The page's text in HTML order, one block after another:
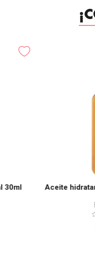
30ml Aceite